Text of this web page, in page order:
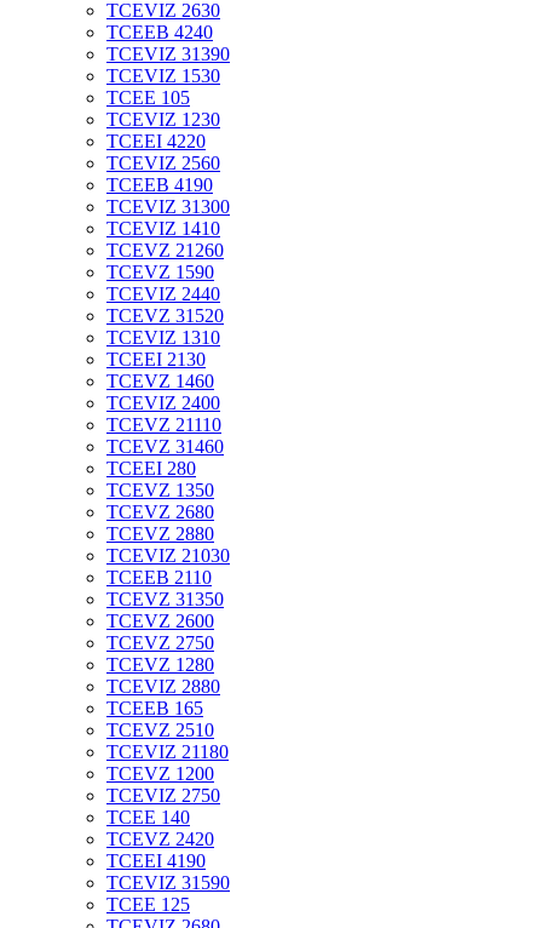
TCEVIZ 2630
TCEEB 4240
TCEVIZ 31390
TCEVIZ 1530
TCEE 105
TCEVIZ 1230
TCEEI 4220
TCEVIZ 2560
TCEEB 4190
TCEVIZ 31300
TCEVIZ 1410
TCEVZ 21260
TCEVZ 1590
TCEVIZ 2440
TCEVZ 31520
TCEVIZ 1310
TCEEI 2130
TCEVZ 1460
TCEVIZ 2400
TCEVZ 21110
TCEVZ 31460
TCEEI 280
TCEVZ 1350
TCEVZ 2680
TCEVZ 2880
TCEVIZ 21030
TCEEB 2110
TCEVZ 31350
TCEVZ 2600
TCEVZ 2750
TCEVZ 1280
TCEVIZ 2880
TCEEB 165
TCEVZ 2510
TCEVIZ 21180
TCEVZ 1200
TCEVIZ 2750
TCEE 140
TCEVZ 2420
TCEEI 4190
TCEVIZ 31590
TCEE 125